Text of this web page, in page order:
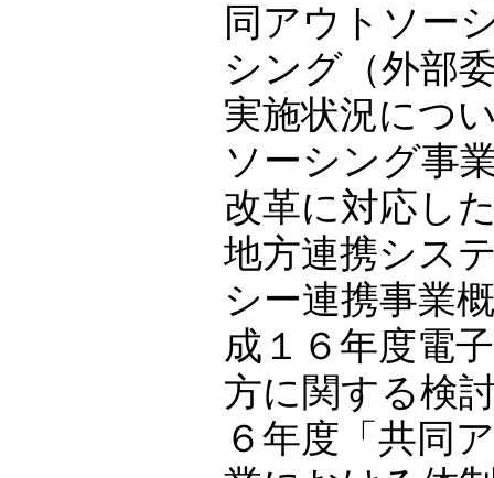
同アウトソー
シング（外部
実施状況につ
ソーシング事
改革に対応し
地方連携シス
シー連携事業
成１６年度電
方に関する検
６年度「共同